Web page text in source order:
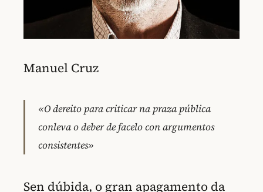
Manuel Cruz
«O dereito para criticar na praza pública
conleva o deber de facelo con argumentos
consistentes»
Sen dúbida, o gran apagamento da